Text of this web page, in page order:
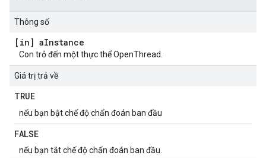
Thông số
[in] aInstance
Con trỏ đến một thực thể OpenThread.
Giá trị trả về
TRUE
nếu bạn bật chế độ chẩn đoán ban đầu
FALSE
nếu bạn tắt chế độ chẩn đoán ban đầu.